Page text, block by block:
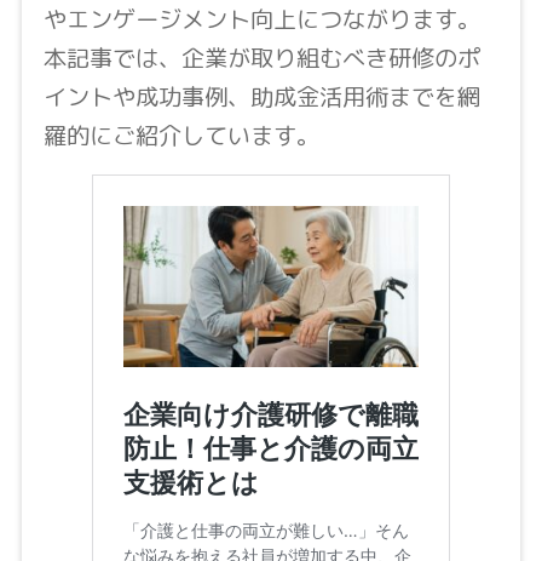
やエンゲージメント向上につながります。
本記事では、企業が取り組むべき研修のポ
イントや成功事例、助成金活用術までを網
羅的にご紹介しています。